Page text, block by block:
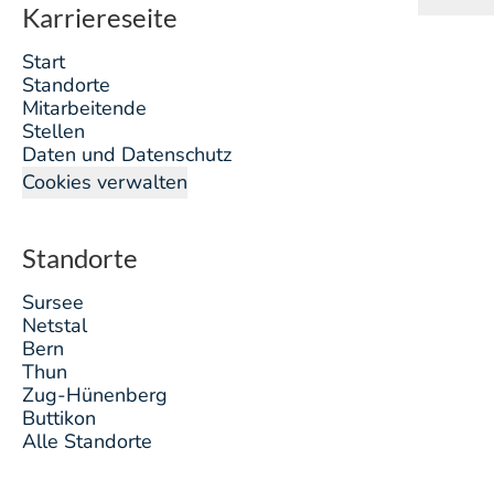
Karriereseite
Start
Standorte
Mitarbeitende
Stellen
Daten und Datenschutz
Cookies verwalten
Standorte
Sursee
Netstal
Bern
Thun
Zug-Hünenberg
Buttikon
Alle Standorte